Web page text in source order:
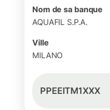
Nom de sa banque
AQUAFIL S.P.A.
Ville
MILANO
PPEEITM1XXX